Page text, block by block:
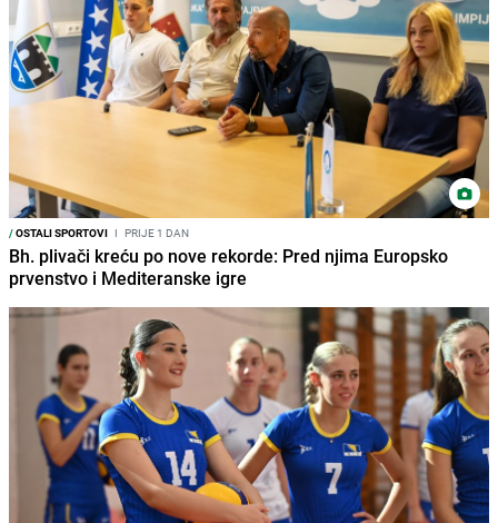
/OSTALI SPORTOVI I PRIJE 1 DAN
Bh. plivači kreću po nove rekorde: Pred njima Europsko
prvenstvo i Mediteranske igre